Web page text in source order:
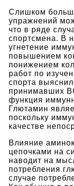
Слишком
упражнений
что в ряде
спортсмена. В
угнетение
повышением
понижением
работ по
спорта
принимавших
функция
Глютамин
поскольку
качестве
Влияние
цепочками на
наводит на
потребления
случае